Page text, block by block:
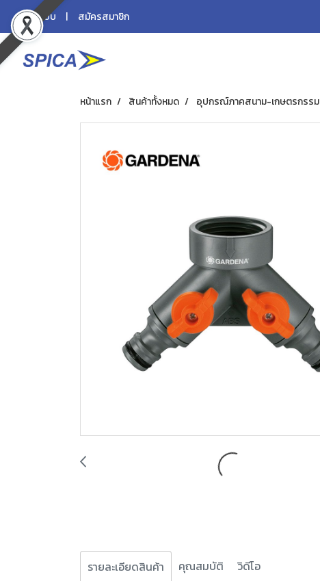
เข้าสู่ระบบ สมัครสมาชิก
หน้าแรก สินค้าทั้งหมด อุปกรณ์ภาคสนาม-เกษตรกรรม
รายละเอียดสินค้า คุณสมบัติ วิดีโอ